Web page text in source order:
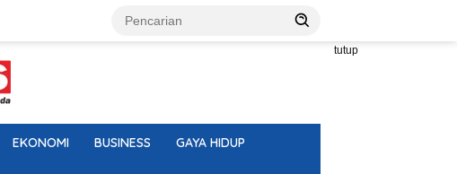
tutup
EKONOMI BUSINESS GAYA HIDUP